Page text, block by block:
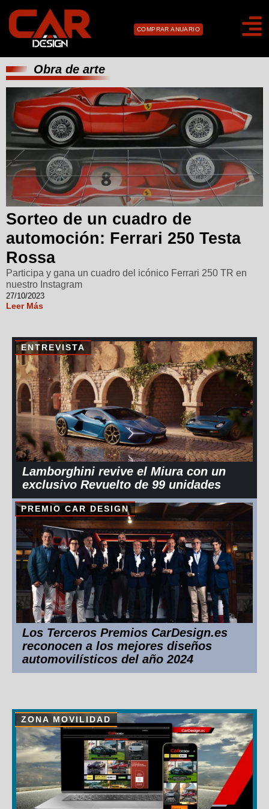
COMPRAR ANUARIO
Obra de arte
Sorteo de un cuadro de
automoción: Ferrari 250 Testa
Rossa
Participa y gana un cuadro del icónico Ferrari 250 TR en
nuestro Instagram
27/10/2023
Leer Más
ENTREVISTA
Lamborghini revive el Miura con un
exclusivo Revuelto de 99 unidades
PREMIO CAR DESIGN
Los Terceros Premios CarDesign.es
reconocen a los mejores diseños
automovilísticos del año 2024
ZONA MOVILIDAD